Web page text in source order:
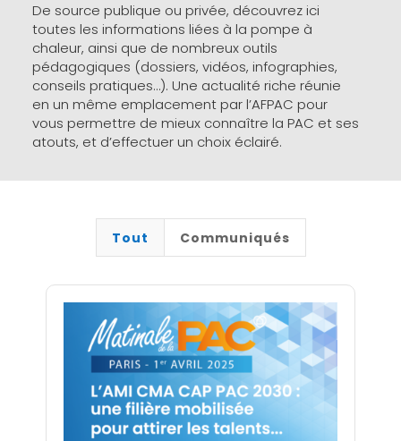
De source publique ou privée, découvrez ici
toutes les informations liées à la pompe à
chaleur, ainsi que de nombreux outils
pédagogiques (dossiers, vidéos, infographies,
conseils pratiques…). Une actualité riche réunie
en un même emplacement par l’AFPAC pour
vous permettre de mieux connaître la PAC et ses
atouts, et d’effectuer un choix éclairé.
Tout Communiqués